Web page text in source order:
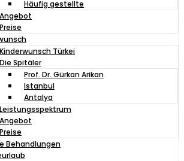
Häufig gestellte
Angebot
Preise
Kinderwunsch Türkei
Die Spitäler
Prof. Dr. Gürkan Arikan
Istanbul
Antalya
Leistungsspektrum
Angebot
Preise
Behandlungen